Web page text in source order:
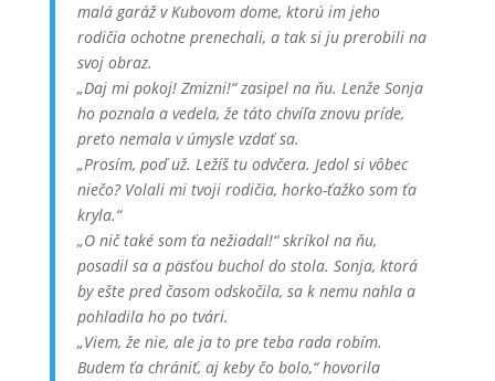
malá garáž v Kubovom dome, ktorú im jeho
rodičia ochotne prenechali, a tak si ju prerobili na
svoj obraz.
„Daj mi pokoj! Zmizni!“ zasipel na ňu. Lenže Sonja
ho poznala a vedela, že táto chvíľa znovu príde,
preto nemala v úmysle vzdať sa.
„Prosím, poď už. Ležíš tu odvčera. Jedol si vôbec
niečo? Volali mi tvoji rodičia, horko-ťažko som ťa
kryla.“
„O nič také som ťa nežiadal!“ skríkol na ňu,
posadil sa a päsťou buchol do stola. Sonja, ktorá
by ešte pred časom odskočila, sa k nemu nahla a
pohladila ho po tvári.
„Viem, že nie, ale ja to pre teba rada robím.
Budem ťa chrániť, aj keby čo bolo,“ hovorila